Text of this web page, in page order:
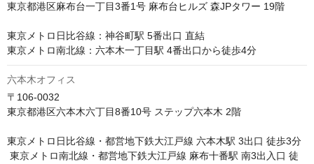
東京都港区麻布台一丁目3番1号 麻布台ヒルズ 森JPタワー 19階
東京メトロ日比谷線：神谷町駅 5番出口 直結
東京メトロ南北線：六本木一丁目駅 4番出口から徒歩4分
六本木オフィス
〒106-0032
東京都港区六本木六丁目8番10号 ステップ六本木 2階
東京メトロ日比谷線・都営地下鉄大江戸線 六本木駅 3出口 徒歩3分